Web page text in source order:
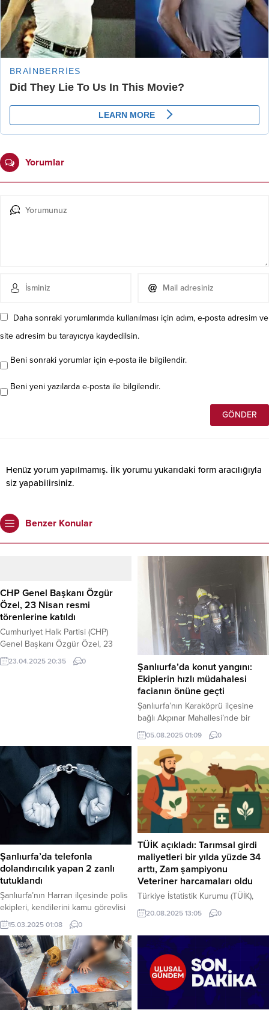
Yorumlar
Daha sonraki yorumlarımda kullanılması için adım, e-posta adresim ve
site adresim bu tarayıcıya kaydedilsin.
Beni sonraki yorumlar için e-posta ile bilgilendir.
Beni yeni yazılarda e-posta ile bilgilendir.
Henüz yorum yapılmamış. İlk yorumu yukarıdaki form aracılığıyla
siz yapabilirsiniz.
Benzer Konular
CHP Genel Başkanı Özgür
Özel, 23 Nisan resmi
törenlerine katıldı
Cumhuriyet Halk Partisi (CHP)
Genel Başkanı Özgür Özel, 23
Nisan Ulusal Egemenlik ve Çocuk
Bayramı ile Türkiye Büyük Millet
istirahatgahı Anıtkabir’de
düzenlenen resmi törende yer aldı.
23.04.2025 20:35 0
Şanlıurfa’da konut yangını:
Ekiplerin hızlı müdahalesi
facianın önüne geçti
Şanlıurfa’nın Karaköprü ilçesine
bağlı Akpınar Mahallesi’nde bir
konutta çıkan yangın, itfaiye
ekiplerinin zamanında müdahalesi
sayesinde çevreye yayılmadan
söndürüldü. Haber Merkezi – Olay,
gece saatlerinde Karaköprü ilçesi
Akpınar Mahallesi’nde bulunan bir
meskende meydana geldi. Edinilen
bilgiye göre, konuttan alevlerin
yükseldiğini gören vatandaşlar,
durumu 112 Acil Çağrı Merkezi’ne
bildirdi. İhbar üzerine olay...
05.08.2025 01:09 0
Şanlıurfa’da telefonla
dolandırıcılık yapan 2 zanlı
tutuklandı
Şanlıurfa’nın Harran ilçesinde polis
ekipleri, kendilerini kamu görevlisi
olarak tanıtarak telefonla
dolandırıcılık yapan bir şebekeye
yönelik operasyon düzenledi.
Operasyonda gözaltına alınan 4
şüpheliden 2’si tutuklanırken,
şebekenin 10 farklı ilde 14 kişiyi
toplam 10 milyon lira dolandırdığı
ortaya çıktı. Şanlıurfa İl Emniyet
15.03.2025 01:08 0
TÜİK açıkladı: Tarımsal girdi
maliyetleri bir yılda yüzde 34
arttı, Zam şampiyonu
Veteriner harcamaları oldu
Türkiye İstatistik Kurumu (TÜİK),
Haziran 2025 dönemi Tarım-Girdi
Fiyat Endeksi’ni (Tarım-GFE)
üretim maliyetleri bir önceki yılın
aynı ayına göre yüzde 33,88 arttı.
Yıllık bazda en yüksek artış yüzde
61,77 ile veteriner harcamalarında
yaşanırken, aylık artışın zirvesinde
ise yüzde 6,05 ile gübre yer aldı.
20.08.2025 13:05 0